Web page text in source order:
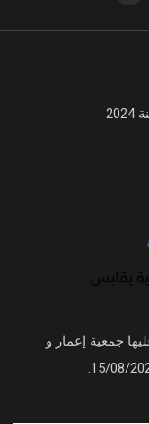
جمعية إعمار و